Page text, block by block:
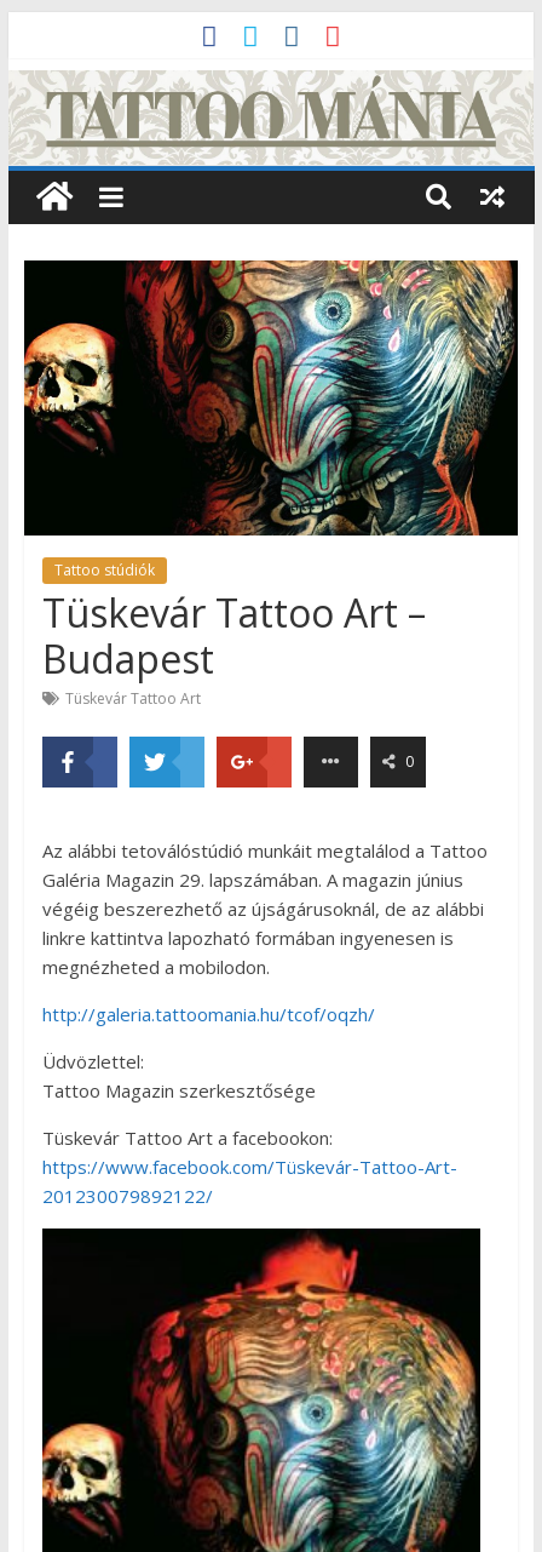
Tattoo stúdiók
Tüskevár Tattoo Art –
Budapest
Tüskevár Tattoo Art
0
Az alábbi tetoválóstúdió munkáit megtalálod a Tattoo
Galéria Magazin 29. lapszámában. A magazin június
végéig beszerezhető az újságárusoknál, de az alábbi
linkre kattintva lapozható formában ingyenesen is
megnézheted a mobilodon.
http://galeria.tattoomania.hu/tcof/oqzh/
Üdvözlettel:
Tattoo Magazin szerkesztősége
Tüskevár Tattoo Art a facebookon:
https://www.facebook.com/Tüskevár-Tattoo-Art-
201230079892122/